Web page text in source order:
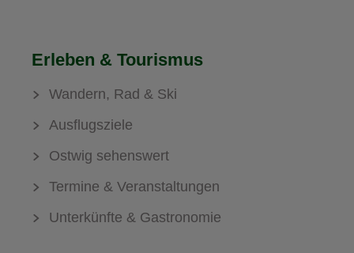
Erleben & Tourismus
Wandern, Rad & Ski
Ausflugsziele
Ostwig sehenswert
Termine & Veranstaltungen
Unterkünfte & Gastronomie